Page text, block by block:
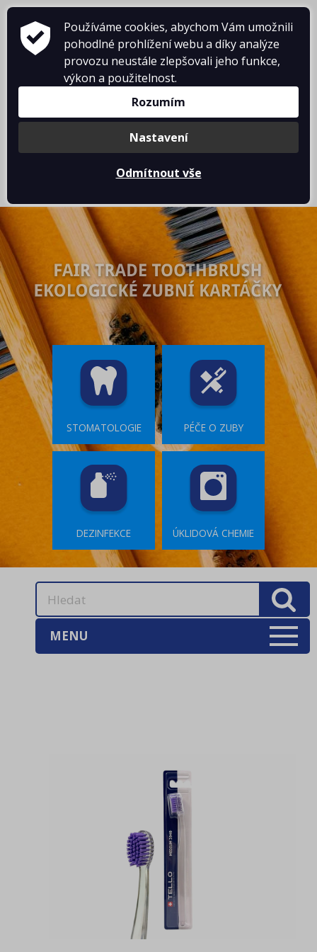
KONTAKTY
DOPRAVNÉ
PŘIHLÁŠENÍ
0 Kč
STOMATOLOGIE PÉČE O ZUBY
DEZINFEKCE ÚKLIDOVÁ CHEMIE
MENU
Úklidová chemie(256)
Úklidové nářadí, pomůcky
Spotřební materiál
(28)
Osvěžovače a vůně
(47)
Používáme cookies, abychom Vám umožnili
pohodlné prohlížení webu a díky analýze
provozu neustále zlepšovali jeho funkce,
výkon a použitelnost.
Rozumím
Nastavení
Odmítnout vše